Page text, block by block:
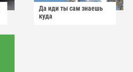
Да иди ты сам знаешь
куда